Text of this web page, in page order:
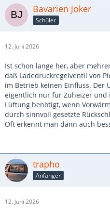
Bavarien Joker
Schüler
12. Juni 2026
Ist schon lange her, aber
daß Ladedruckregelventil von
im Betrieb keinen Einfluss. Der
eigentlich nur für Zuheizer und
Lüftung benötigt, wenn
durch sinnvoll gesetzte
Oft erkennt man dann auch
trapho
Anfänger
12. Juni 2026